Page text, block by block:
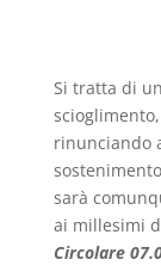
Si tratta di
rinunciando
sarà
ai millesimi
Circolare